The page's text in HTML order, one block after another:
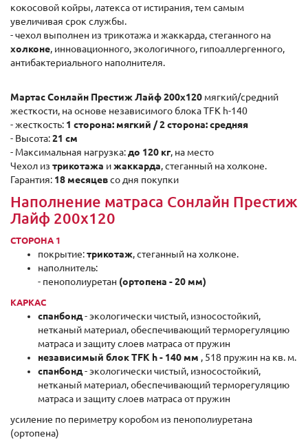
кокосовой койры, латекса от истирания, тем самым
увеличивая срок службы.
- чехол выполнен из трикотажа и жаккарда, стеганного на
холконе, инновационного, экологичного, гипоаллергенного,
антибактериального наполнителя.
Мартас Сонлайн Престиж Лайф 200x120 мягкий/средний
жесткости, на основе независимого блока TFK h-140
- жесткость: 1 сторона: мягкий / 2 сторона: средняя
- Высота:21 см
- Максимальная нагрузка:до 120 кг, на место
Чехол из трикотажа ижаккарда, стеганный на холконе.
Гарантия: 18 месяцевсо дня покупки
Наполнение матраса Сонлайн Престиж
Лайф 200x120
СТОРОНА 1
покрытие:трикотаж, стеганный на холконе.
наполнитель:
- пенополиуретан (ортопена - 20 мм)
КАРКАС
спанбонд- экологически чистый, износостойкий,
нетканый материал, обеспечивающий терморегуляцию
матраса и защиту слоев матраса от пружин
независимый блок TFK h - 140 мм , 518 пружин на кв. м.
спанбонд- экологически чистый, износостойкий,
нетканый материал, обеспечивающий терморегуляцию
матраса и защиту слоев матраса от пружин
усиление по периметру коробом из пенополиуретана
(ортопена)